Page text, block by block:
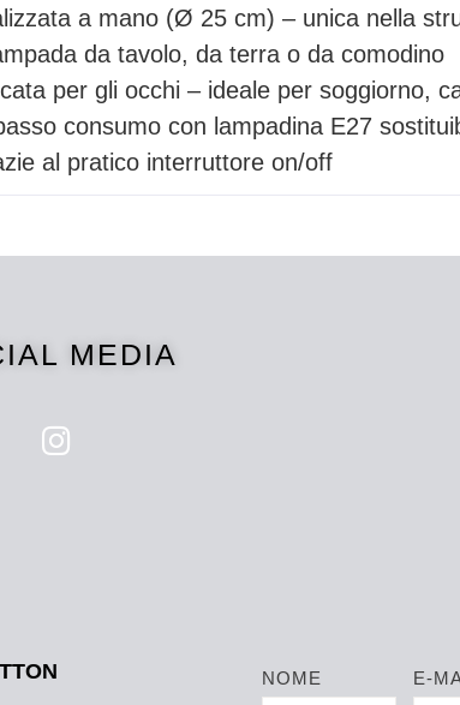
a mano (Ø 25 cm) – unica nella
da tavolo, da terra o da comodino
per gli occhi – ideale per soggiorno,
consumo con lampadina E27
al pratico interruttore on/off
MEDIA
NOME E-